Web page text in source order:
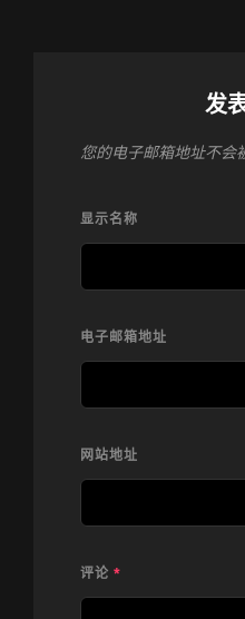
发
您的电子邮箱地址不会
显示名称
电子邮箱地址
网站地址
评论 *